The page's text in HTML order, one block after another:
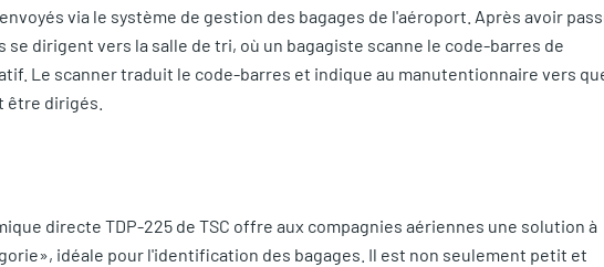
via le système de gestion des bagages de l'aéroport. Après avoir
dirigent vers la salle de tri, où un bagagiste scanne le code-barres de
Le scanner traduit le code-barres et indique au manutentionnaire vers
être dirigés.
directe TDP-225 de TSC offre aux compagnies aériennes une solution à
idéale pour l'identification des bagages. Il est non seulement petit et